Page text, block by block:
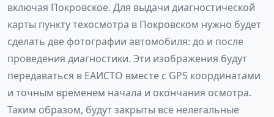
включая Покровское. Для выдачи диагностической
карты пункту техосмотра в Покровском нужно будет
сделать две фотографии автомобиля: до и после
проведения диагностики. Эти изображения будут
передаваться в ЕАИСТО вместе с GPS координатами
и точным временем начала и окончания осмотра.
Таким образом, будут закрыты все нелегальные